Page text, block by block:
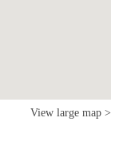
View large map >